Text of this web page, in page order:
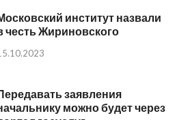
институт назвали
честь Жириновского
заявления
можно будет через